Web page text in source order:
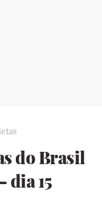
do Brasil
dia 15